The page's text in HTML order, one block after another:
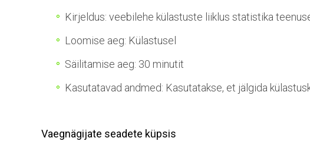
Kirjeldus: veebilehe külastuste liiklus statistika
Loomise aeg: Külastusel
Säilitamise aeg: 30 minutit
Kasutatavad andmed: Kasutatakse, et jälgida
Vaegnägijate seadete küpsis